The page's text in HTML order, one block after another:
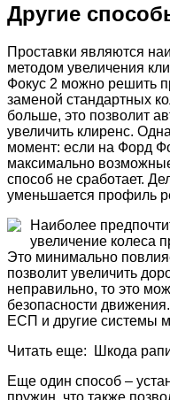
Другие
Проставки являются
методом увеличения
Фокус 2 можно решить
заменой стандартных
больше, это позволит
увеличить клиренс.
момент: если на Форд
максимально
способ не сработает.
уменьшается профиль
Наиболее
увеличение колеса
Это минимально
позволит увеличить
неправильно, то это
безопасности
ЕСП и другие системы
Читать еще: Шкода
Еще один способ –
пружин, что также